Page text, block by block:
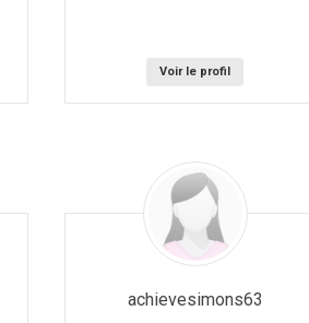
Voir le profil
achievesimons63